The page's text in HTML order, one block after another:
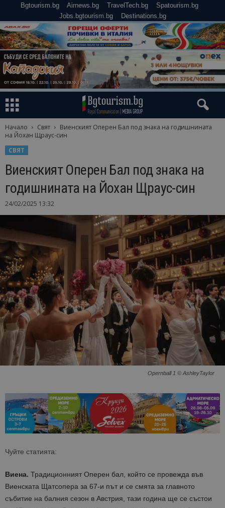
Bgtourism.bg Airnews.bg TravelTech.bg
Spatourism.bg
Jobs.bgtourism.bg
Destinations.bg
Начало Свят
Виенският Оперен Бал под знака на годишнината
на Йохан Щраус-син
СВЯТ
Виенският Оперен Бал под знака на
годишнината на Йохан Щраус-син
24/02/2025 13:32
Opernball 1 © AshleyTaylor
Чуйте статията:
Виена. Традиционният Оперен бал, който се провежда във
Виенската Щатсопера за 67-и път и се смята за главното
събитие на балния сезон в Австрия, тази година ще се състои